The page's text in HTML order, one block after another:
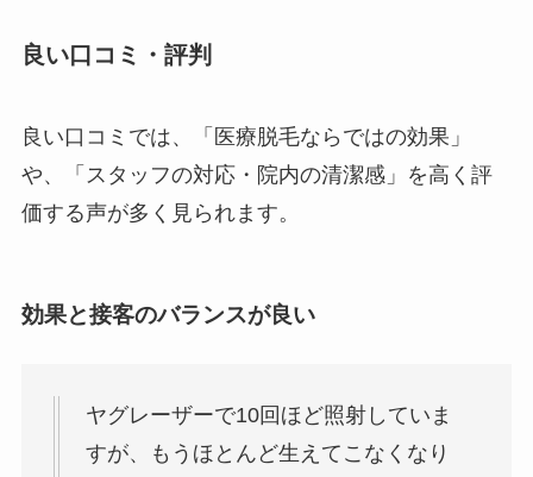
良い口コミ・評判
良い口コミでは、「医療脱毛ならではの効果」
や、「スタッフの対応・院内の清潔感」を高く評
価する声が多く見られます。
効果と接客のバランスが良い
ヤグレーザーで10回ほど照射していま
すが、もうほとんど生えてこなくなり